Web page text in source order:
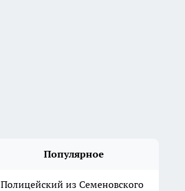
Популярное
Полицейский из Семеновского